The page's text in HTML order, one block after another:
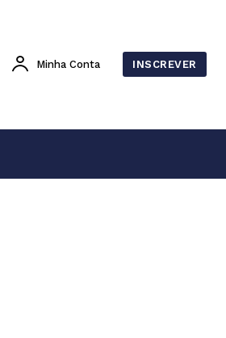
Minha Conta INSCREVER